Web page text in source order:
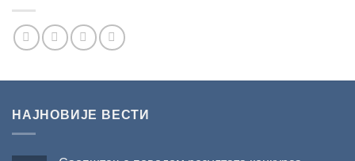
НАЈНОВИЈЕ ВЕСТИ